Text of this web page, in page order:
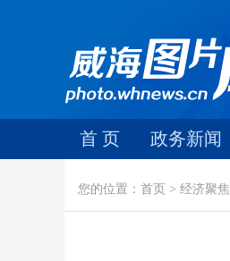
首 页 政务新闻
您的位置：首页 > 经济聚焦